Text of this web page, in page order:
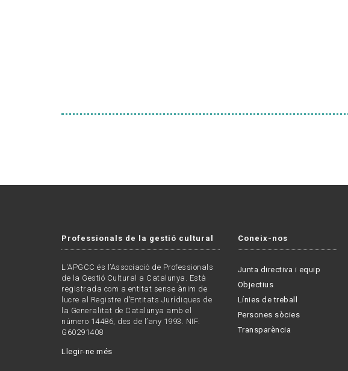
Professionals de la gestió cultural
L'APGCC és l’Associació de Professionals
de la Gestió Cultural a Catalunya. Està
registrada com a entitat sense ànim de
lucre al Registre d’Entitats Jurídiques de
la Generalitat de Catalunya amb el
número 14486, des de l’any 1993. NIF:
G60291408
Llegir-ne més
Coneix-nos
Junta directiva i equip
Objectius
Línies de treball
Persones sòcies
Transparència